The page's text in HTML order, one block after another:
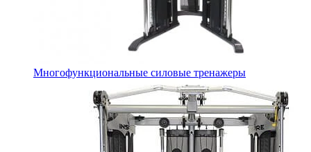
Многофункциональные силовые тренажеры